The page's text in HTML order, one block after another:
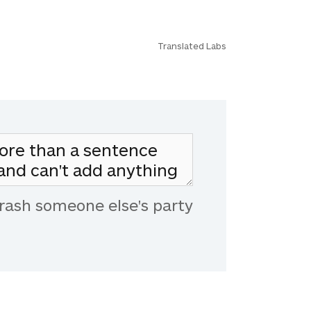
Translated Labs
someone else's party